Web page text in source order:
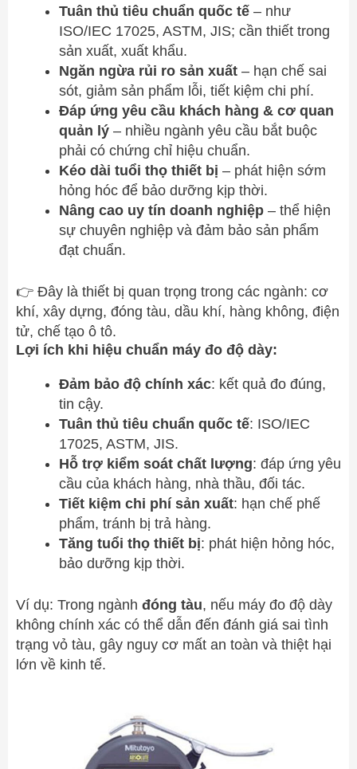
Tuân thủ tiêu chuẩn quốc tế– như
ISO/IEC 17025, ASTM, JIS; cần thiết trong
sản xuất, xuất khẩu.
Ngăn ngừa rủi ro sản xuất– hạn chế sai
sót, giảm sản phẩm lỗi, tiết kiệm chi phí.
Đáp ứng yêu cầu khách hàng & cơ quan
quản lý– nhiều ngành yêu cầu bắt buộc
phải có chứng chỉ hiệu chuẩn.
Kéo dài tuổi thọ thiết bị – phát hiện sớm
hỏng hóc để bảo dưỡng kịp thời.
Nâng cao uy tín doanh nghiệp– thể hiện
sự chuyên nghiệp và đảm bảo sản phẩm
đạt chuẩn.
👉 Đây là thiết bị quan trọng trong các ngành: cơ
khí, xây dựng, đóng tàu, dầu khí, hàng không, điện
tử, chế tạo ô tô.
Lợi ích khi hiệu chuẩn máy đo độ dày:
Đảm bảo độ chính xác: kết quả đo đúng,
tin cậy.
Tuân thủ tiêu chuẩn quốc tế: ISO/IEC
17025, ASTM, JIS.
Hỗ trợ kiểm soát chất lượng: đáp ứng yêu
cầu của khách hàng, nhà thầu, đối tác.
Tiết kiệm chi phí sản xuất: hạn chế phế
phẩm, tránh bị trả hàng.
Tăng tuổi thọ thiết bị: phát hiện hỏng hóc,
bảo dưỡng kịp thời.
Ví dụ: Trong ngành đóng tàu, nếu máy đo độ dày
không chính xác có thể dẫn đến đánh giá sai tình
trạng vỏ tàu, gây nguy cơ mất an toàn và thiệt hại
lớn về kinh tế.